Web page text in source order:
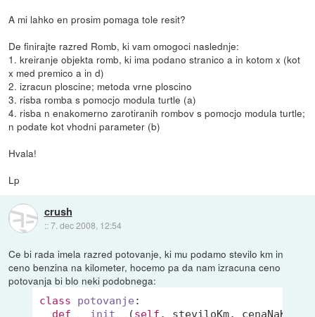
A mi lahko en prosim pomaga tole resit?
De finirajte razred Romb, ki vam omogoci naslednje:
1. kreiranje objekta romb, ki ima podano stranico a in kotom x (kot
x med premico a in d)
2. izracun ploscine; metoda vrne ploscino
3. risba romba s pomocjo modula turtle (a)
4. risba n enakomerno zarotiranih rombov s pomocjo modula turtle;
n podate kot vhodni parameter (b)
Hvala!
Lp
crush
::7. dec 2008, 12:54
Ce bi rada imela razred potovanje, ki mu podamo stevilo km in
ceno benzina na kilometer, hocemo pa da nam izracuna ceno
potovanja bi blo neki podobnega:
class potovanje :
def
__init__ (self , steviloKm, cenaNaKm)